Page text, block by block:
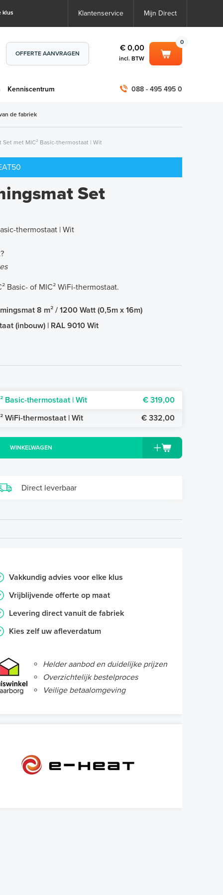
klus Klantenservice Mijn Direct
OFFERTE AANVRAGEN
0
€ 0,00
incl. BTW
Kenniscentrum
€ 0,00
€ 0,00
088 - 495 495 0
de fabriek
met MIC² Basic-thermostaat | Wit
Set
thermostaat | Wit
Basic- of MIC² WiFi-thermostaat.
8 m² / 1200 Watt (0,5m x 16m)
(inbouw) | RAL 9010 Wit
Basic-thermostaat | Wit
€ 319,00
WiFi-thermostaat | Wit
€ 332,00
WINKELWAGEN
Direct leverbaar
Vakkundig advies voor elke klus
Vrijblijvende offerte op maat
Levering direct vanuit de fabriek
Kies zelf uw afleverdatum
Helder aanbod en duidelijke prijzen
Overzichtelijk bestelproces
Veilige betaalomgeving